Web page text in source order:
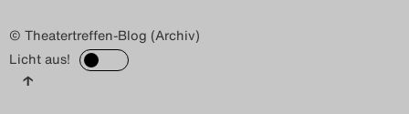
© Theatertreffen-Blog (Archiv)
Licht aus!
↑